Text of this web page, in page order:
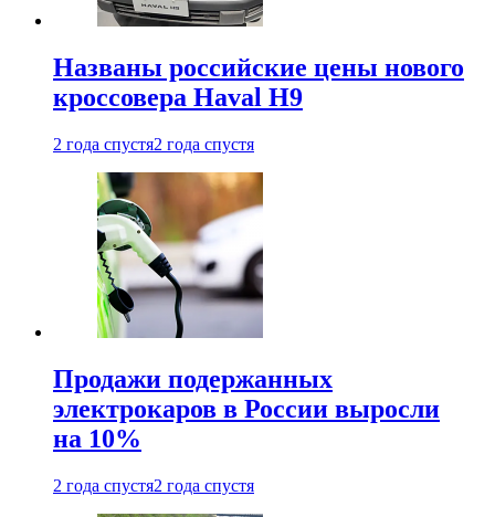
Названы российские цены нового
кроссовера Haval H9
2 года спустя2 года спустя
Продажи подержанных
электрокаров в России выросли
на 10%
2 года спустя2 года спустя